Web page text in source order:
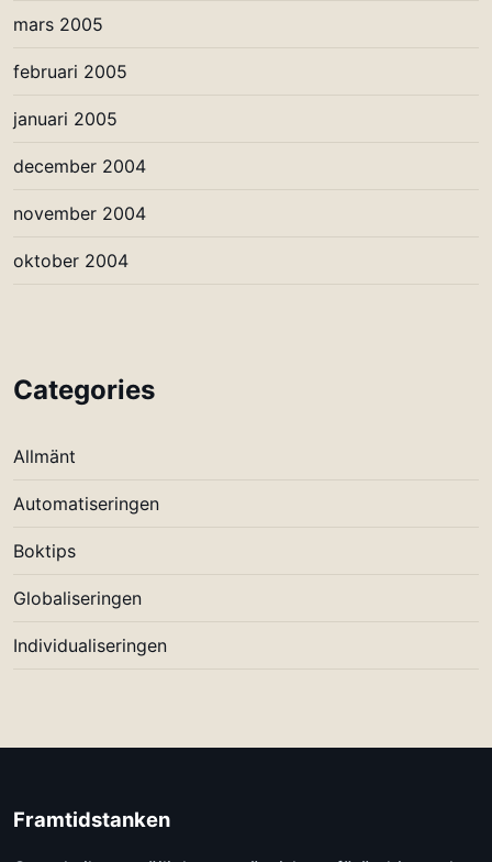
mars 2005
februari 2005
januari 2005
december 2004
november 2004
oktober 2004
Categories
Allmänt
Automatiseringen
Boktips
Globaliseringen
Individualiseringen
Framtidstanken